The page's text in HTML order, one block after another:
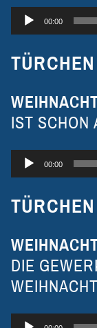
Audio-
00:00
IST SCHON
Audio-
00:00
DIE
Audio-